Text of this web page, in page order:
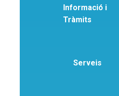
Informació i
Tràmits
Serveis